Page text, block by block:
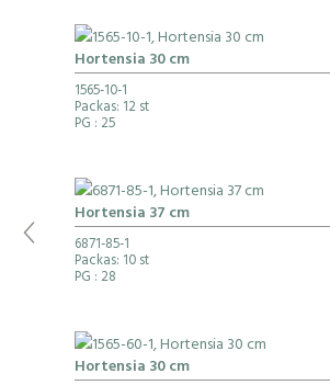
Hortensia 30 cm
1565-10-1
Packas: 12 st
PG : 25
Hortensia 37 cm
6871-85-1
Packas: 10 st
PG : 28
Hortensia 30 cm